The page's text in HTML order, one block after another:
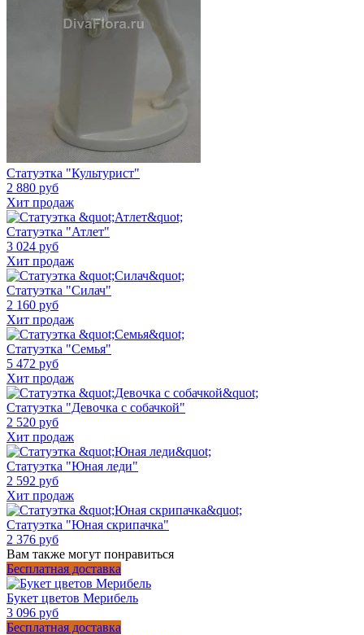
Статуэтка "Культурист"
2 880 руб
Хит продаж
Статуэтка "Атлет"
3 024 руб
Хит продаж
Статуэтка "Силач"
2 160 руб
Хит продаж
Статуэтка "Семья"
5 472 руб
Хит продаж
Статуэтка "Девочка с собачкой"
2 520 руб
Хит продаж
Статуэтка "Юная леди"
2 592 руб
Хит продаж
Статуэтка "Юная скрипачка"
2 376 руб
Вам также могут понравиться
Бесплатная доставка
Букет цветов Мерибель
3 096 руб
Бесплатная доставка